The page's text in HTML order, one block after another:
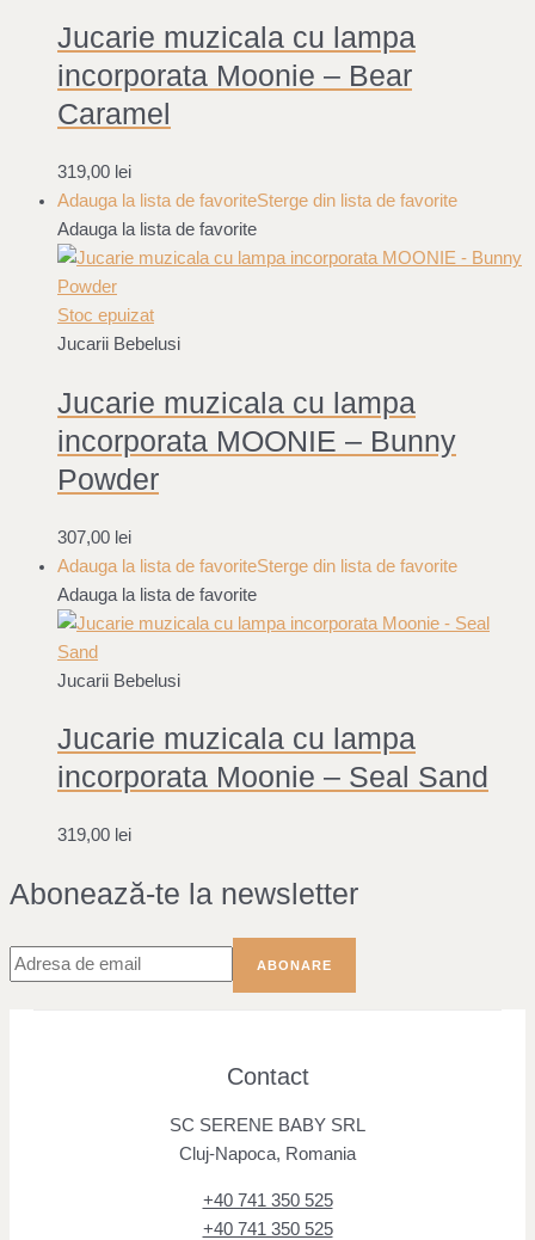
Jucarie muzicala cu lampa
incorporata Moonie – Bear
Caramel
319,00 lei
Adauga la lista de favoriteSterge din lista de favorite
Adauga la lista de favorite
Stoc epuizat
Jucarii Bebelusi
Jucarie muzicala cu lampa
incorporata MOONIE – Bunny
Powder
307,00 lei
Adauga la lista de favoriteSterge din lista de favorite
Adauga la lista de favorite
Jucarii Bebelusi
Jucarie muzicala cu lampa
incorporata Moonie – Seal Sand
319,00 lei
Abonează-te la newsletter
Contact
SC SERENE BABY SRL
Cluj-Napoca, Romania
+40 741 350 525
+40 741 350 525